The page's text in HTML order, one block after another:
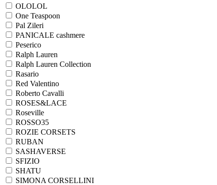
OLOLOL
One Teaspoon
Pal Zileri
PANICALE cashmere
Peserico
Ralph Lauren
Ralph Lаuren Collection
Rasario
Red Valentino
Roberto Cavalli
ROSES&LACE
Roseville
ROSSO35
ROZIE CORSETS
RUBAN
SASHAVERSE
SFIZIO
SHATU
SIMONA CORSELLINI